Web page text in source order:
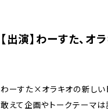
【出演】わーすた、オ
わーすた×オラキオの新しい
敢えて企画やトークテーマは